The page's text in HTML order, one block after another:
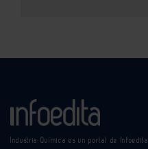
Industria Química es un portal de Infoedita